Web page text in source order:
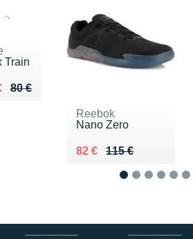
Train
80 €
de 80 €
64 €
Reebok
Nano Zero
115 €
Au lieu de 115 €
82 €
Vendu 82 €